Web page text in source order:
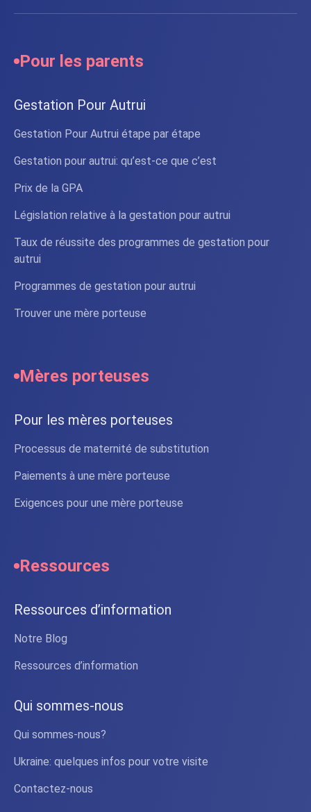
Pour les parents
Gestation Pour Autrui
Gestation Pour Autrui étape par étape
Gestation pour autrui: qu’est-ce que c’est
Prix de la GPA
Législation relative à la gestation pour autrui
Taux de réussite des programmes de gestation pour
autrui
Programmes de gestation pour autrui
Trouver une mère porteuse
Mères porteuses
Pour les mères porteuses
Processus de maternité de substitution
Paiements à une mère porteuse
Exigences pour une mère porteuse
Ressources
Ressources d’information
Notre Blog
Ressources d’information
Qui sommes-nous
Qui sommes-nous?
Ukraine: quelques infos pour votre visite
Contactez-nous